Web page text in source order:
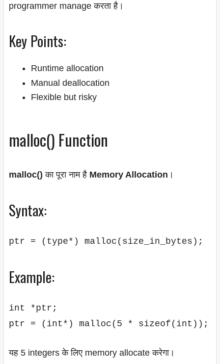
programmer manage करता है।
Key Points:
Runtime allocation
Manual deallocation
Flexible but risky
malloc() Function
malloc() का पूरा नाम है Memory Allocation ।
Syntax:
Example:
int *ptr;
यह 5 integers के लिए memory allocate करेगा।